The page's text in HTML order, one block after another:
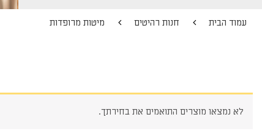
עמוד הבית חנות רהיטים מיטות מרופדות
לא נמצאו מוצרים התואמים את בחירתך.